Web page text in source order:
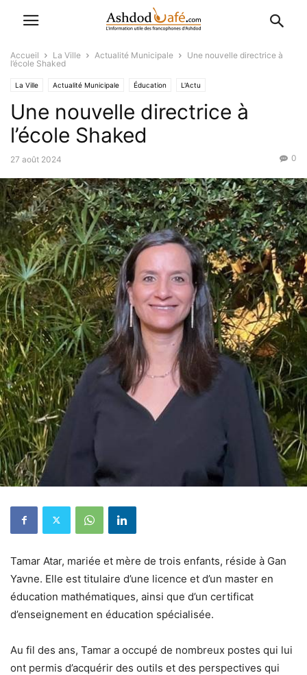
Accueil La Ville Actualité Municipale
Une nouvelle directrice à
l’école Shaked
La Ville Actualité Municipale Éducation L'Actu
Une nouvelle directrice à
l’école Shaked
27 août 2024 0
Tamar Atar, mariée et mère de trois enfants, réside à Gan
Yavne. Elle est titulaire d’une licence et d’un master en
éducation mathématiques, ainsi que d’un certificat
d’enseignement en éducation spécialisée.
Au fil des ans, Tamar a occupé de nombreux postes qui lui
ont permis d’acquérir des outils et des perspectives qui